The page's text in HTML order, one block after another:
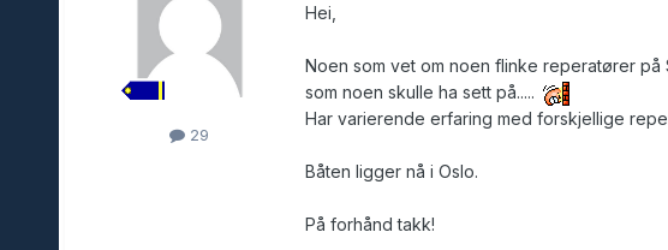
29
Hei,
Noen som vet om noen flinke reperatører
som noen skulle ha sett på.....
Har varierende erfaring med forskjellige
Båten ligger nå i Oslo.
På forhånd takk!